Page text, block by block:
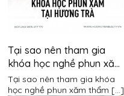
Tại sao nên tham gia
khóa học nghề phun xăm
thẩm mỹ tại Hương Trà?
Tại sao nên tham gia khóa
học nghề phun xăm thẩm [...]